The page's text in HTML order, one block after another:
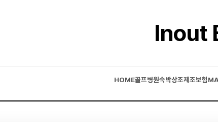
Inout
HOME골프병원숙박상조제조보험